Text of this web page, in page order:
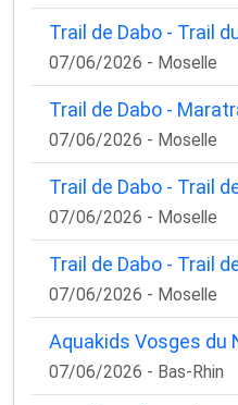
Trail de Dabo - Trail
07/06/2026 - Moselle
Trail de Dabo -
07/06/2026 - Moselle
Trail de Dabo - Trail
07/06/2026 - Moselle
Trail de Dabo - Trail
07/06/2026 - Moselle
Aquakids Vosges du
07/06/2026 - Bas-Rhin